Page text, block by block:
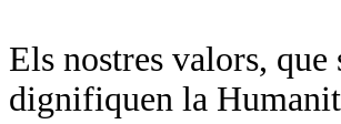
Els nostres valors, que
dignifiquen la